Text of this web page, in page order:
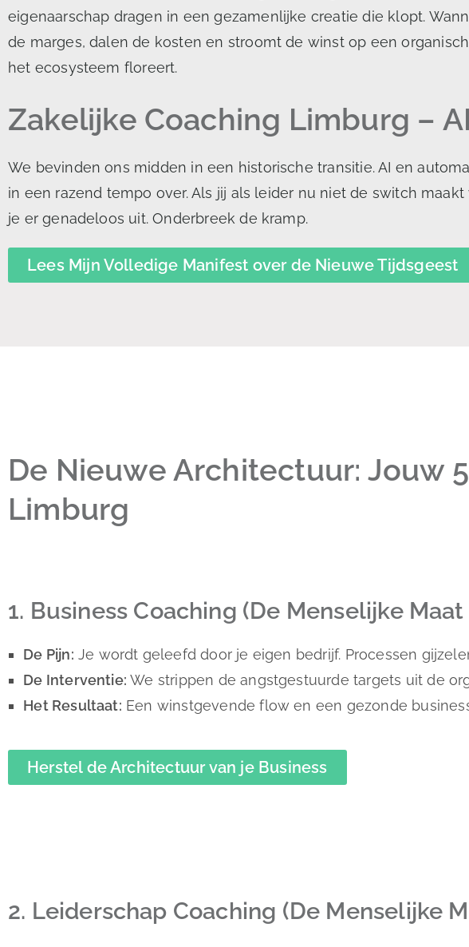
eigenaarschap dragen in een gezamenlijke creatie die klopt.
de marges, dalen de kosten en stroomt de winst op een
het ecosysteem floreert.
Zakelijke Coaching Limburg –
We bevinden ons midden in een historische transitie. AI en
in een razend tempo over. Als jij als leider nu niet de switch
je er genadeloos uit. Onderbreek de kramp.
Lees Mijn Volledige Manifest over de Nieuwe Tijdsgeest
De Nieuwe Architectuur: Jouw
Limburg
1. Business Coaching (De Menselijke
De Pijn: Je wordt geleefd door je eigen bedrijf. Processen
De Interventie: We strippen de angstgestuurde targets uit de
Het Resultaat: Een winstgevende flow en een gezonde
Herstel de Architectuur van je Business
2. Leiderschap Coaching (De Menselijke